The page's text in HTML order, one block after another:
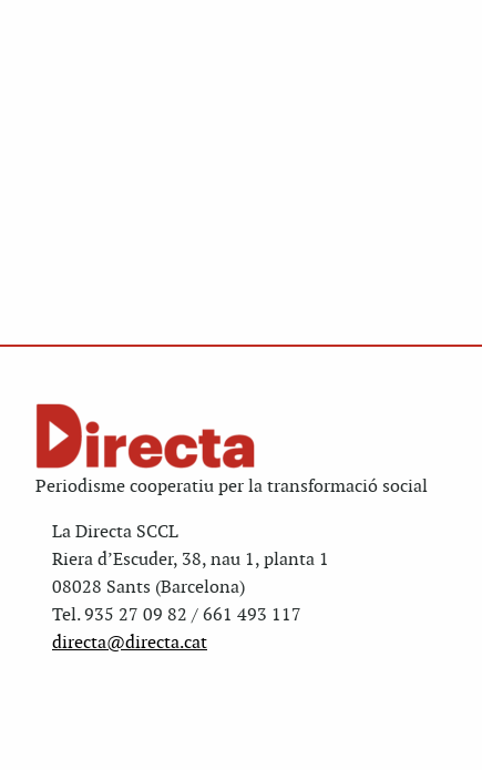
Periodisme cooperatiu per la transformació social
La Directa SCCL
Riera d’Escuder, 38, nau 1, planta 1
08028 Sants (Barcelona)
Tel. 935 27 09 82 / 661 493 117
directa@directa.cat